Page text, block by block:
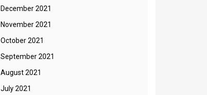
December 2021
November 2021
October 2021
September 2021
August 2021
July 2021